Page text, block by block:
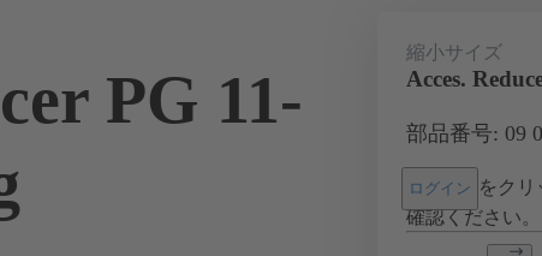
PG 11-
縮小サイズ
Acces.
部品番号: 09
ログイン をク
確認ください。